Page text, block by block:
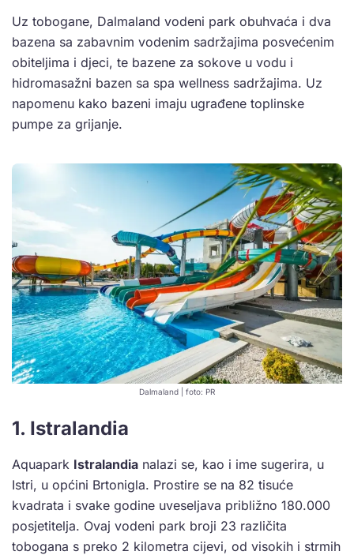
Uz tobogane, Dalmaland vodeni park obuhvaća i dva
bazena sa zabavnim vodenim sadržajima posvećenim
obiteljima i djeci, te bazene za sokove u vodu i
hidromasažni bazen sa spa wellness sadržajima. Uz
napomenu kako bazeni imaju ugrađene toplinske
pumpe za grijanje.
Dalmaland | foto: PR
1. Istralandia
Aquapark Istralandia nalazi se, kao i ime sugerira, u
Istri, u općini Brtonigla. Prostire se na 82 tisuće
kvadrata i svake godine uveseljava približno 180.000
posjetitelja. Ovaj vodeni park broji 23 različita
tobogana s preko 2 kilometra cijevi, od visokih i strmih